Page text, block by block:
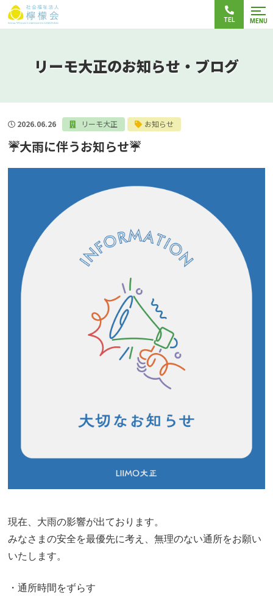
TEL MENU
リーモ大正のお知らせ・ブログ
2026.06.26 リーモ大正 お知らせ
☔大雨に伴うお知らせ☔
現在、大雨の影響が出ております。
みなさまの安全を最優先に考え、無理のない通所をお願い
いたします。
・通所時間をずらす